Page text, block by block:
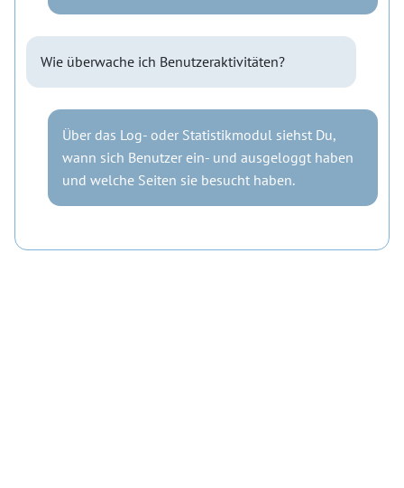
Wie überwache ich Benutzeraktivitäten?
Über das Log- oder Statistikmodul siehst Du,
wann sich Benutzer ein- und ausgeloggt haben
und welche Seiten sie besucht haben.